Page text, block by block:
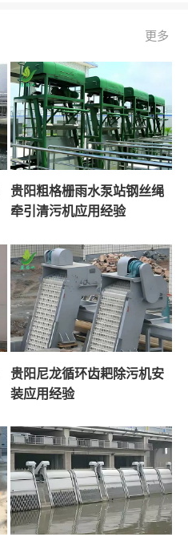
更多
贵阳粗格栅雨水泵站钢丝绳
牵引清污机应用经验
贵阳尼龙循环齿耙除污机安
装应用经验